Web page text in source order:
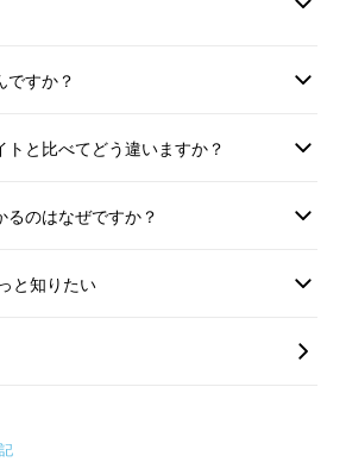
、複雑で濃厚な味わいへ
す。
し、複雑で深みのある味わい
ですか？
と比べてどう違いますか？
るのはなぜですか？
と知りたい